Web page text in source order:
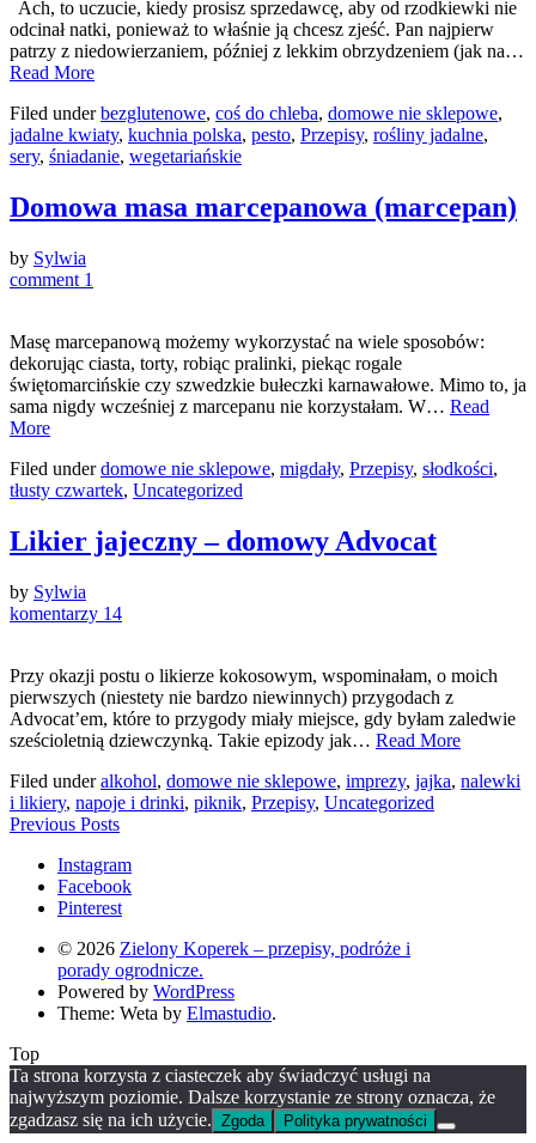
Ach, to uczucie, kiedy prosisz sprzedawcę, aby od rzodkiewki nie
odcinał natki, ponieważ to właśnie ją chcesz zjeść. Pan najpierw
patrzy z niedowierzaniem, później z lekkim obrzydzeniem (jak na…
Read More
Filed underbezglutenowe, coś do chleba, domowe nie sklepowe,
jadalne kwiaty, kuchnia polska, pesto, Przepisy, rośliny jadalne,
sery, śniadanie, wegetariańskie
Domowa masa marcepanowa (marcepan)
by Sylwia
comment 1
Masę marcepanową możemy wykorzystać na wiele sposobów:
dekorując ciasta, torty, robiąc pralinki, piekąc rogale
świętomarcińskie czy szwedzkie bułeczki karnawałowe. Mimo to, ja
sama nigdy wcześniej z marcepanu nie korzystałam. W… Read
More
Filed underdomowe nie sklepowe, migdały, Przepisy, słodkości,
tłusty czwartek, Uncategorized
Likier jajeczny – domowy Advocat
by Sylwia
komentarzy 14
Przy okazji postu o likierze kokosowym, wspominałam, o moich
pierwszych (niestety nie bardzo niewinnych) przygodach z
Advocat’em, które to przygody miały miejsce, gdy byłam zaledwie
sześcioletnią dziewczynką. Takie epizody jak… Read More
Filed underalkohol, domowe nie sklepowe, imprezy, jajka, nalewki
i likiery, napoje i drinki, piknik, Przepisy, Uncategorized
Previous Posts
Instagram
Facebook
Pinterest
© 2026 Zielony Koperek – przepisy, podróże i
porady ogrodnicze.
Powered by WordPress
Theme: Weta by Elmastudio.
Top
Ta strona korzysta z ciasteczek aby świadczyć usługi na
najwyższym poziomie. Dalsze korzystanie ze strony oznacza, że
zgadzasz się na ich użycie. Zgoda Polityka prywatności